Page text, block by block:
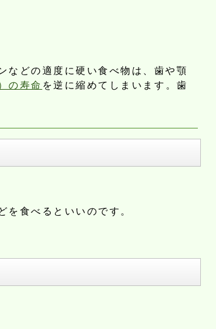
などの適度に硬い食べ物は、歯や顎
の寿命 を逆に縮めてしまいます。歯
を食べるといいのです。